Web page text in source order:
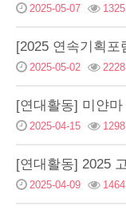
2025-05-07 1325
2025-05-02 2228
2025-04-15 1298
2025-04-09 1464